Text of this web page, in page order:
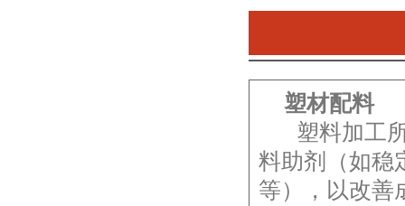
塑材配料
塑料加工所
料助剂（如稳
等），以改善